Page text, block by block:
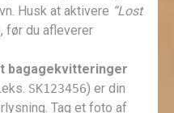
Husk at aktivere “Lost
før du afleverer
bagagekvitteringer
SK123456) er din
Tag et foto af